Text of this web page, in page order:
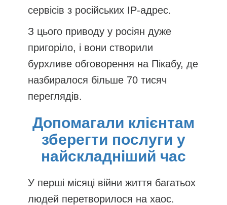
сервісів з російських IP-адрес.
З цього приводу у росіян дуже
пригоріло, і вони створили
бурхливе обговорення на Пікабу, де
назбиралося більше 70 тисяч
переглядів.
Допомагали клієнтам
зберегти послуги у
найскладніший час
У перші місяці війни життя багатьох
людей перетворилося на хаос.